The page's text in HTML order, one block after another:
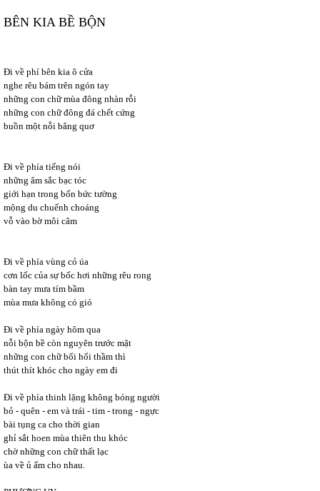
BÊN KIA BỀ BỘN
Đi về phí bên kia ô cửa
nghe rêu bám trên ngón tay
những con chữ mùa đông nhàn rỗi
những con chữ đông đá chết cứng
buồn một nỗi bâng quơ
Đi về phía tiếng nói
những âm sắc bạc tóc
giới hạn trong bốn bức tường
mộng du chuếnh choáng
vỗ vào bờ môi câm
Đi về phía vùng cỏ úa
cơn lốc của sự bốc hơi những rêu rong
bàn tay mưa tím bầm
mùa mưa không có gió
Đi về phía ngày hôm qua
nỗi bộn bề còn nguyên trước mặt
những con chữ bổi hổi thầm thì
thút thít khóc cho ngày em đi
Đi về phía thinh lặng không bóng người
bỏ - quên - em và trái - tim - trong - ngực
bài tụng ca cho thời gian
ghỉ sắt hoen mùa thiên thu khóc
chờ những con chữ thất lạc
ùa về ủ ấm cho nhau.